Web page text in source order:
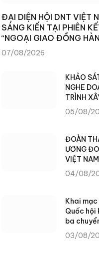
ĐẠI DIỆN HỘI DNT VIỆT
SÁNG KIẾN TẠI PHIÊN
“NGOẠI GIAO ĐỒNG
DOANH NGHIỆP”
07/08/2026
KHẢO
NGHE
TRÌNH
05/08/
ĐOÀN
ƯƠNG
VIỆT
NHÂN
04/08/
Khai
Quốc hội
ba
phát triển
03/08/